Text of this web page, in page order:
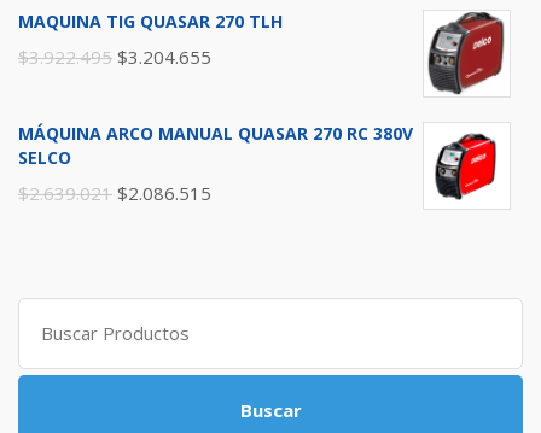
MAQUINA TIG QUASAR 270 TLH
$3.922.495 $3.204.655
MÁQUINA ARCO MANUAL QUASAR 270 RC 380V
SELCO
$2.639.021 $2.086.515
Search
for:
Buscar